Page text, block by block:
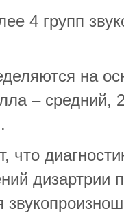
4 групп
на
– средний,
что
дизартрии